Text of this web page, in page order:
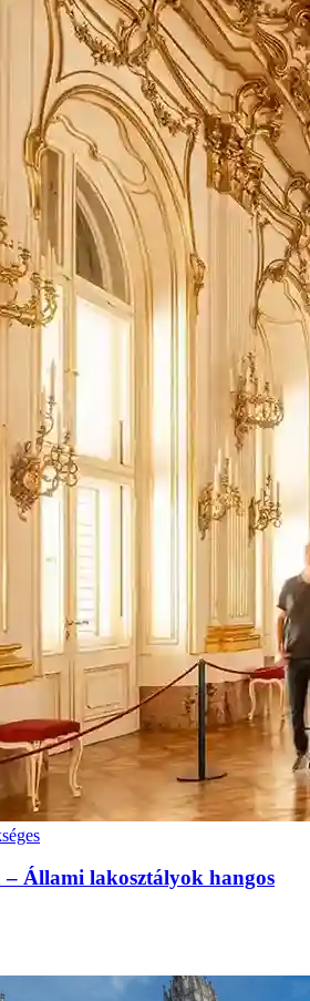
Állami lakosztályok hangos